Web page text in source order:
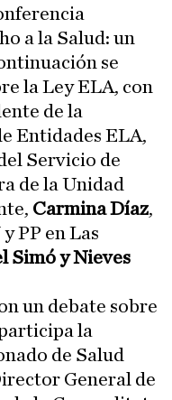
a la Salud: un
se
la Ley ELA, con
de la
Entidades ELA,
Servicio de
de la Unidad
Carmina Díaz,
PP en Las
Simó y Nieves
un debate sobre
la
de Salud
General de